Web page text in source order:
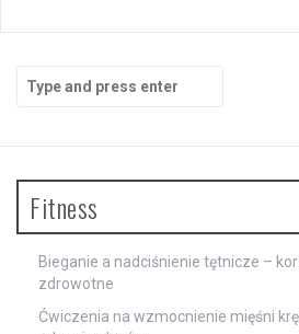
for:
Fitness
Bieganie a nadciśnienie tętnicze –
zdrowotne
Ćwiczenia na wzmocnienie mięśni